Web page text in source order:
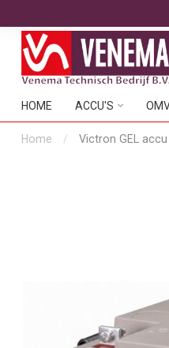
HOME ACCU'S
Home / Victron GEL